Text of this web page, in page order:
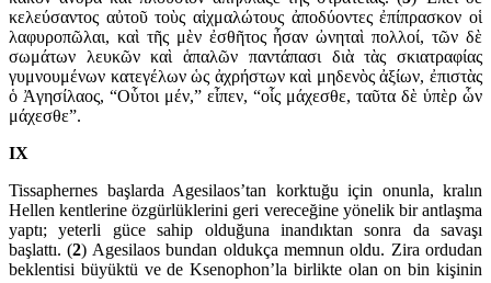
κελεύσαντος αὐτοῦ τοὺς αἰχμαλώτους ἀποδύοντες ἐπί­πρασκον οἱ
λαφυροπῶλαι, καὶ τῆς μὲν ἐσθῆτος ἦσαν ὠνηταὶ πολλοί, τῶν δὲ
σωμάτων λευκῶν καὶ ἁπαλῶν παντά­πασι διὰ τὰς σκιατραφίας
γυμνουμένων κατεγέλων ὡς ἀχρήστων καὶ μηδενὸς ἀξίων, ἐπιστὰς
ὁ Ἀγησίλαος, “Οὗτοι μέν,” εἶπεν, “οἷς μάχεσθε, ταῦτα δὲ ὑπὲρ ὧν
μάχεσθε”.
IX
Tissaphernes başlarda Agesilaos’tan korktuğu için onunla, kralın
Hellen kentlerine özgürlüklerini geri vereceğine yönelik bir ant­laşma
yaptı; yeterli güce sahip olduğuna inandıktan sonra da sa­vaşı
başlattı. (2) Agesilaos bundan oldukça memnun oldu. Zira ordudan
beklentisi büyüktü ve de Kse­nophon’la birlikte olan on bin kişinin